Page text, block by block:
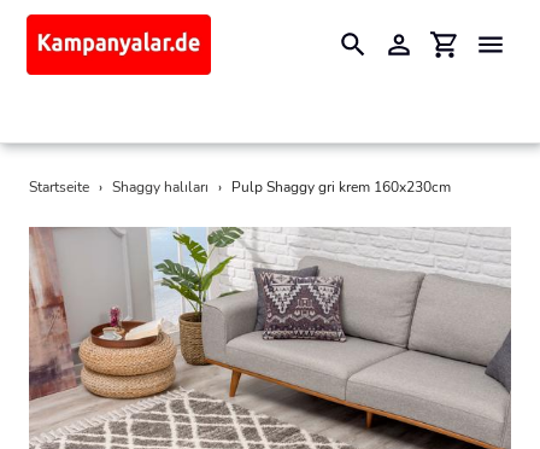
Direkt
Inhalt
SuchenEinloggen
Startseite › Shaggy halıları › Pulp Shaggy gri krem 160x230cm